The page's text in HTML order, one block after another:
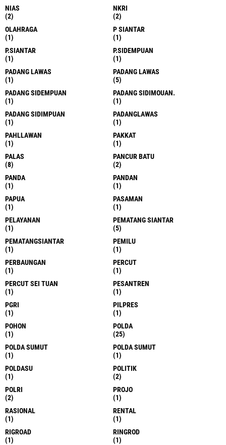
NIAS
(2)
NKRI
(2)
OLAHRAGA
(1)
P SIANTAR
(1)
P.SIANTAR
(1)
P.SIDEMPUAN
(1)
PADANG LAWAS
(1)
PADANG LAWAS
(5)
PADANG SIDEMPUAN
(1)
PADANG SIDIMOUAN.
(1)
PADANG SIDIMPUAN
(1)
PADANGLAWAS
(1)
PAHLLAWAN
(1)
PAKKAT
(1)
PALAS
(8)
PANCUR BATU
(2)
PANDA
(1)
PANDAN
(1)
PAPUA
(1)
PASAMAN
(1)
PELAYANAN
(1)
PEMATANG SIANTAR
(5)
PEMATANGSIANTAR
(1)
PEMILU
(1)
PERBAUNGAN
(1)
PERCUT
(1)
PERCUT SEI TUAN
(1)
PESANTREN
(1)
PGRI
(1)
PILPRES
(1)
POHON
(1)
POLDA
(25)
POLDA SUMUT
(1)
POLDA SUMUT
(1)
POLDASU
(1)
POLITIK
(2)
POLRI
(2)
PROJO
(1)
RASIONAL
(1)
RENTAL
(1)
RIGROAD
(1)
RINGROD
(1)